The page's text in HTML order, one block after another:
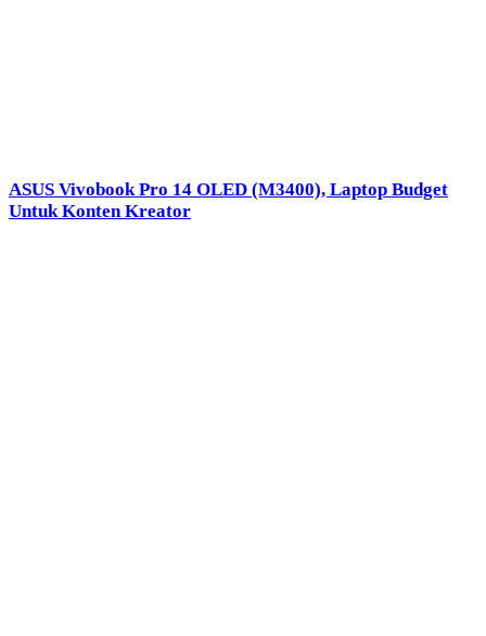
ASUS Vivobook Pro 14 OLED (M3400), Laptop Budget
Untuk Konten Kreator